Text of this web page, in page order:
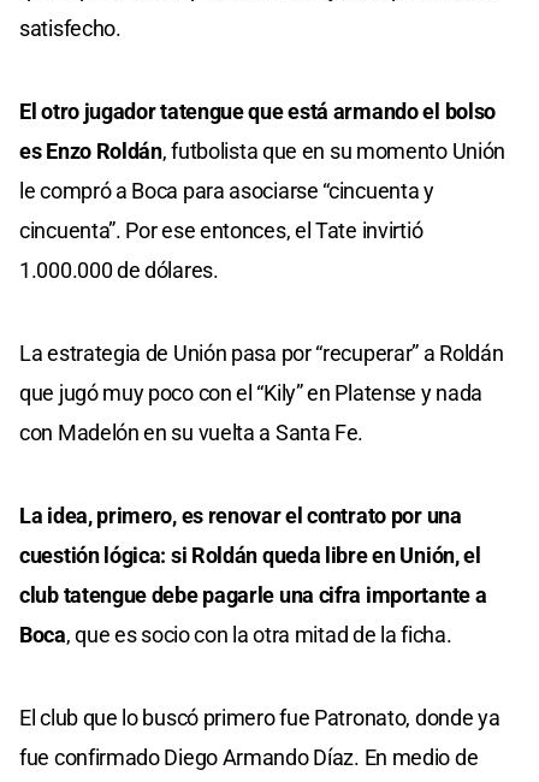
satisfecho.
El otro jugador tatengue que está armando el bolso
es Enzo Roldán, futbolista que en su momento Unión
le compró a Boca para asociarse “cincuenta y
cincuenta”. Por ese entonces, el Tate invirtió
1.000.000 de dólares.
La estrategia de Unión pasa por “recuperar” a Roldán
que jugó muy poco con el “Kily” en Platense y nada
con Madelón en su vuelta a Santa Fe.
La idea, primero, es renovar el contrato por una
cuestión lógica: si Roldán queda libre en Unión, el
club tatengue debe pagarle una cifra importante a
Boca, que es socio con la otra mitad de la ficha.
El club que lo buscó primero fue Patronato, donde ya
fue confirmado Diego Armando Díaz. En medio de